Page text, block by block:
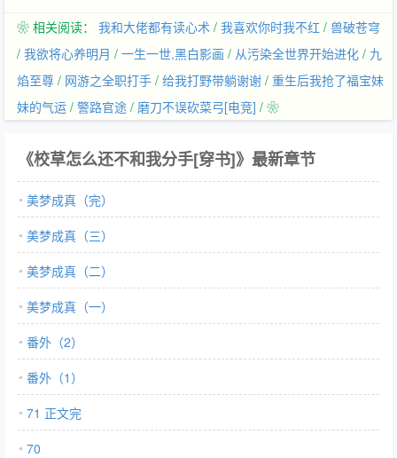
❀ 相关阅读： 我和大佬都有读心术 / 我喜欢你时我不红 / 兽破苍穹
/ 我欲将心养明月 / 一生一世,黑白影画 / 从污染全世界开始进化 / 九
焰至尊 / 网游之全职打手 / 给我打野带躺谢谢 / 重生后我抢了福宝妹
妹的气运 / 警路官途 / 磨刀不误砍菜弓[电竞] / ❀
《校草怎么还不和我分手[穿书]》最新章节
美梦成真（完）
美梦成真（三）
美梦成真（二）
美梦成真（一）
番外（2）
番外（1）
71 正文完
70